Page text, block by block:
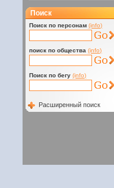
Поиск
Поиск по персонам (info)
поиск по общества (info)
Поиск по бегу (info)
Расширенный поиск